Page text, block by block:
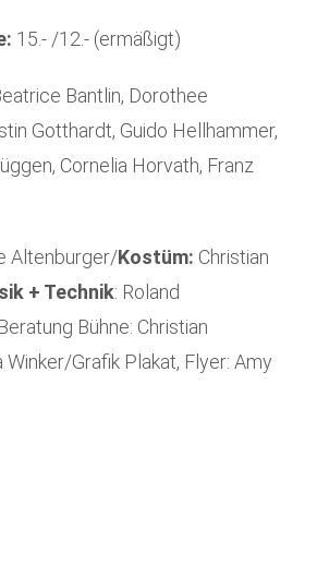
15.- /12.- (ermäßigt)
Bantlin, Dorothee
Gotthardt, Guido Hellhammer,
Cornelia Horvath, Franz
Altenburger/Kostüm: Christian
+ Technik: Roland
Bühne: Christian
Winker/Grafik Plakat, Flyer: Amy